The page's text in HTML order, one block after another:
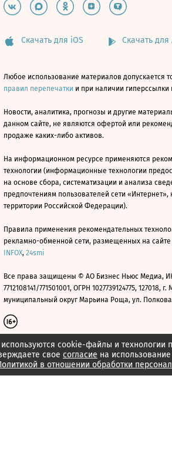
cookie-файлы и технологии
свое согласие на
в отношении обработки
Скачать для iOS Скачать для
Любое использование материалов допускается
правил перепечатки и при наличии гиперссылки
Новости, аналитика, прогнозы и другие
данном сайте, не являются офертой или
продаже каких-либо активов.
На информационном ресурсе применяются
технологии (информационные технологии
на основе сбора, систематизации и анализа
предпочтениям пользователей сети
территории Российской Федерации).
Правила применения рекомендательных
рекламно-обменной сети, размещенных на
INFOX, 24smi
Все права защищены © АО Бизнес Ньюс Медиа,
7712108141/771501001, ОГРН 1027739124775, 127018,
муниципальный округ Марьина Роща, ул.